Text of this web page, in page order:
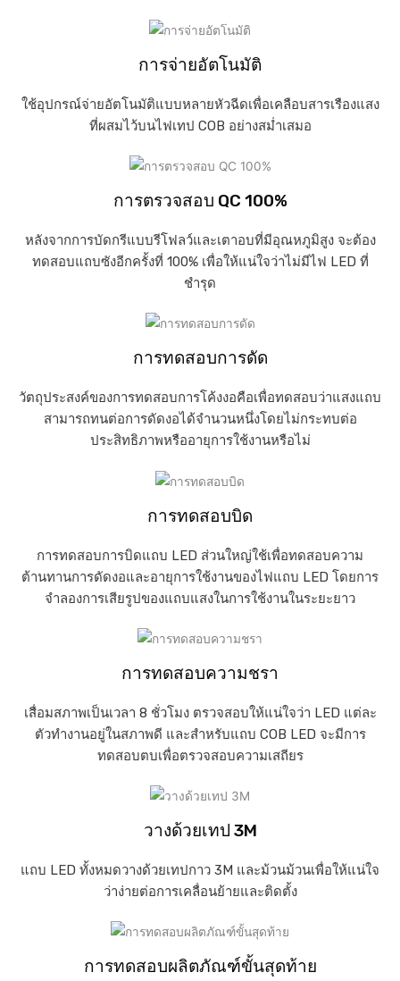
การจ่ายอัตโนมัติ
ใช้อุปกรณ์จ่ายอัตโนมัติแบบหลายหัวฉีดเพื่อเคลือบสารเรืองแสง
ที่ผสมไว้บนไฟเทป COB อย่างสม่ำเสมอ
การตรวจสอบ QC 100%
หลังจากการบัดกรีแบบรีโฟลว์และเตาอบที่มีอุณหภูมิสูง จะต้อง
ทดสอบแถบซังอีกครั้งที่ 100% เพื่อให้แน่ใจว่าไม่มีไฟ LED ที่
ชำรุด
การทดสอบการดัด
วัตถุประสงค์ของการทดสอบการโค้งงอคือเพื่อทดสอบว่าแสงแถบ
สามารถทนต่อการดัดงอได้จำนวนหนึ่งโดยไม่กระทบต่อ
ประสิทธิภาพหรืออายุการใช้งานหรือไม่
การทดสอบบิด
การทดสอบการบิดแถบ LED ส่วนใหญ่ใช้เพื่อทดสอบความ
ต้านทานการดัดงอและอายุการใช้งานของไฟแถบ LED โดยการ
จำลองการเสียรูปของแถบแสงในการใช้งานในระยะยาว
การทดสอบความชรา
เสื่อมสภาพเป็นเวลา 8 ชั่วโมง ตรวจสอบให้แน่ใจว่า LED แต่ละ
ตัวทำงานอยู่ในสภาพดี และสำหรับแถบ COB LED จะมีการ
ทดสอบตบเพื่อตรวจสอบความเสถียร
วางด้วยเทป 3M
แถบ LED ทั้งหมดวางด้วยเทปกาว 3M และม้วนม้วนเพื่อให้แน่ใจ
ว่าง่ายต่อการเคลื่อนย้ายและติดตั้ง
การทดสอบผลิตภัณฑ์ขั้นสุดท้าย